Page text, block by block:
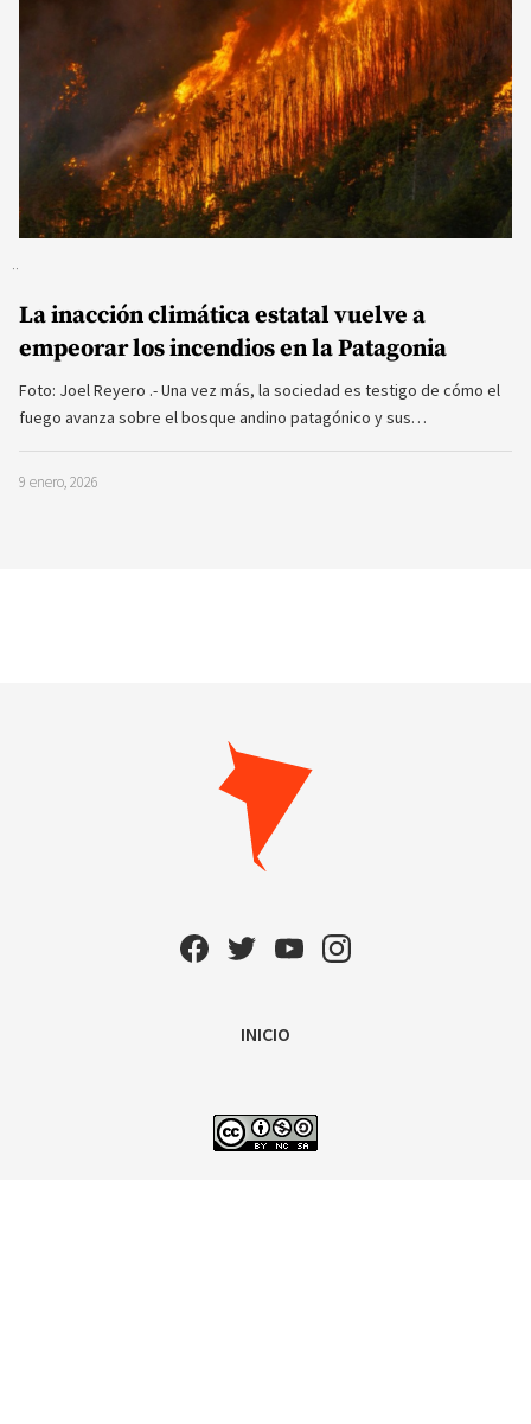
La inacción climática estatal vuelve a
empeorar los incendios en la Patagonia
Foto: Joel Reyero .- Una vez más, la sociedad es testigo de cómo el
fuego avanza sobre el bosque andino patagónico y sus…
9 enero, 2026
INICIO